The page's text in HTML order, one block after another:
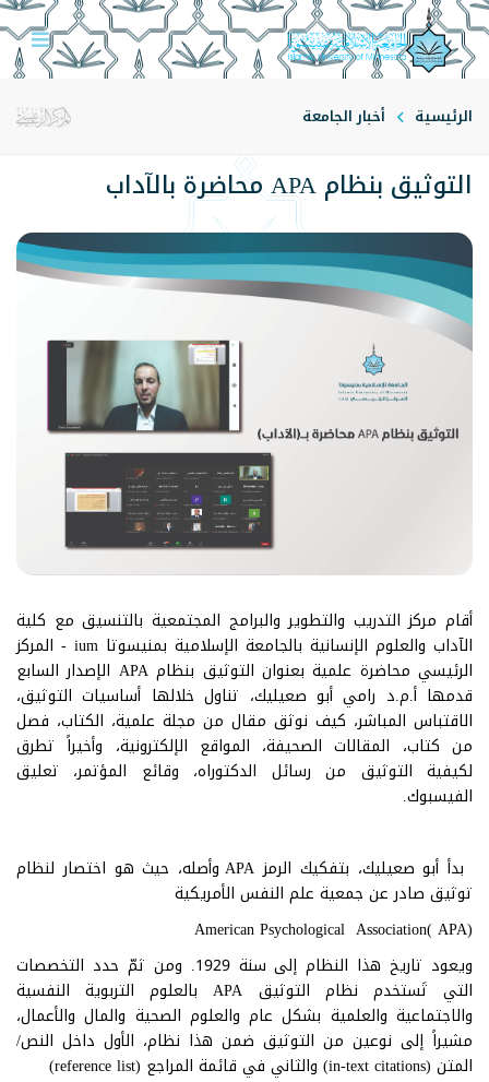
الرئيسية أخبار الجامعة
التوثيق بنظام APA محاضرة بالآداب
أقام مركز التدريب والتطوير والبرامج المجتمعية بالتنسيق مع كلية
الآداب والعلوم الإنسانية بالجامعة الإسلامية بمنيسوتا ium - المركز
الرئيسي محاضرة علمية بعنوان التوثيق بنظام APA الإصدار السابع
قدمها أ.م.د رامي أبو صعيليك، تناول خلالها أساسيات التوثيق،
الاقتباس المباشر، كيف نوثق مقال من مجلة علمية، الكتاب، فصل
من كتاب، المقالات الصحيفة، المواقع الإلكترونية، وأخيراً تطرق
لكيفية التوثيق من رسائل الدكتوراه، وقائع المؤتمر، تعليق
الفيسبوك.
بدأ أبو صعيليك، بتفكيك الرمز APA وأصله، حيث هو اختصار لنظام
توثيق صادر عن جمعية علم النفس الأمريكية
American Psychological Association( APA)
ويعود تاريخ هذا النظام إلى سنة 1929. ومن ثمّ حدد التخصصات
التي تَستخدم نظام التوثيق APA بالعلوم التربوية النفسية
والاجتماعية والعلمية بشكل عام والعلوم الصحية والمال والأعمال،
مشيراً إلى نوعين من التوثيق ضمن هذا نظام، الأول داخل النص/
المتن (in-text citations) والثاني في قائمة المراجع (reference list)